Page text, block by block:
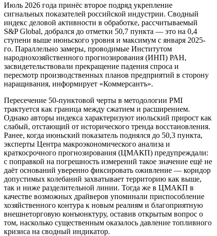
Июль 2026 года принёс второе подряд укрепление
сигнальных показателей российской индустрии. Сводный
индекс деловой активности в обработке, рассчитываемый
S&P Global, добрался до отметки 50,7 пункта — это на 0,4
ступени выше июньского уровня и максимум с января 2025-
го. Параллельно замеры, проводимые Институтом
народнохозяйственного прогнозирования (ИНП) РАН,
засвидетельствовали прекращение падения спроса и
пересмотр производственных планов предприятий в сторону
наращивания, информирует «Коммерсантъ».
Пересечение 50-пунктовой черты в методологии PMI
трактуется как граница между сжатием и расширением.
Однако авторы индекса характеризуют июльский прирост как
слабый, отстающий от исторического тренда восстановления.
Ранее, когда июньский показатель поднялся до 50,3 пункта,
эксперты Центра макроэкономического анализа и
краткосрочного прогнозирования (ЦМАКП) предупреждали:
с поправкой на погрешность измерений такое значение ещё не
даёт оснований уверенно фиксировать оживление — коридор
допустимых колебаний захватывает территорию как выше,
так и ниже разделительной линии. Тогда же в ЦМАКП в
качестве возможных драйверов упоминали приспособление
хозяйственного контура к новым реалиям и благоприятную
внешнеторговую конъюнктуру, оставив открытым вопрос о
том, насколько существенным оказалось давление топливного
кризиса на сводный индикатор.